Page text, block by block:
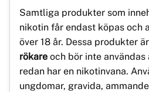
Samtliga produkter som
nikotin får endast köpas och
över 18 år. Dessa produkter är
rökare och bör inte
redan har en nikotinvana.
ungdomar, gravida,